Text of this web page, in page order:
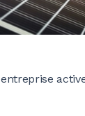
entreprise